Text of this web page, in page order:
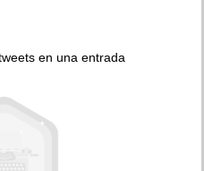
en una entrada